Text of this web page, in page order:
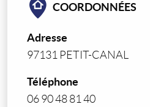
COORDONNÉES
Adresse
97131 PETIT-CANAL
Téléphone
06 90 48 81 40